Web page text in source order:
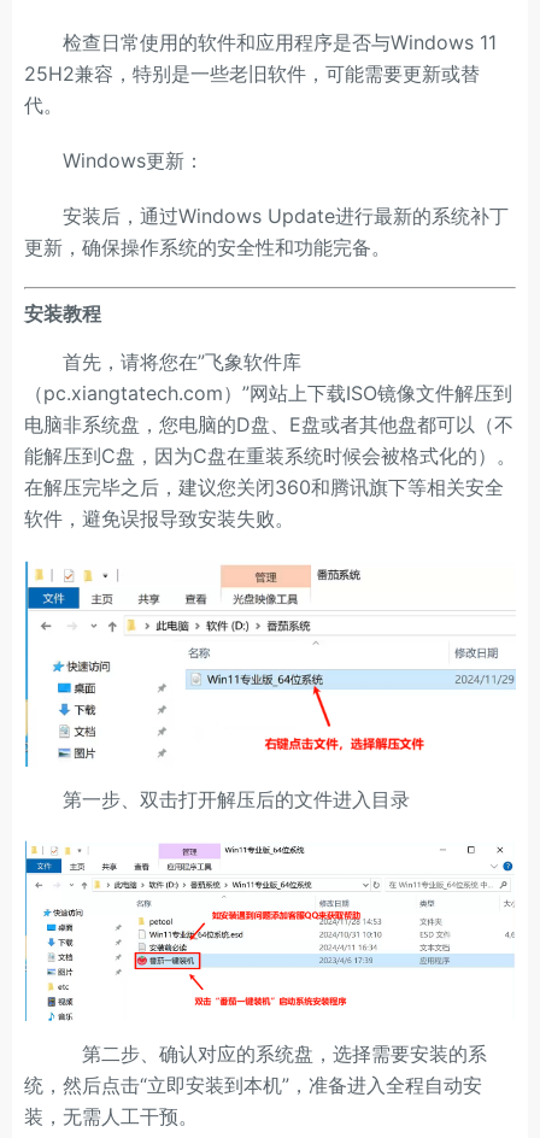
检查日常使用的软件和应用程序是否与Windows 11
25H2兼容，特别是一些老旧软件，可能需要更新或替
代。
Windows更新：
安装后，通过Windows Update进行最新的系统补丁
更新，确保操作系统的安全性和功能完备。
安装教程
首先，请将您在”飞象软件库
（pc.xiangtatech.com）”网站上下载ISO镜像文件解压到
电脑非系统盘，您电脑的D盘、E盘或者其他盘都可以（不
能解压到C盘，因为C盘在重装系统时候会被格式化的）。
在解压完毕之后，建议您关闭360和腾讯旗下等相关安全
软件，避免误报导致安装失败。
第一步、双击打开解压后的文件进入目录
第二步、确认对应的系统盘，选择需要安装的系
统，然后点击“立即安装到本机”，准备进入全程自动安
装，无需人工干预。